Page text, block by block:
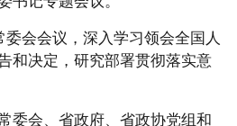
委会会议，深入学习领会全国人
和决定，研究部署贯彻落实意
委会、省政府、省政协党组和